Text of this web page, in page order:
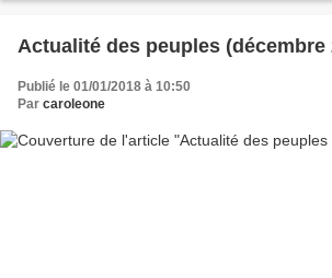
Actualité des peuples (décembre
Publié le 01/01/2018 à 10:50
Par caroleone